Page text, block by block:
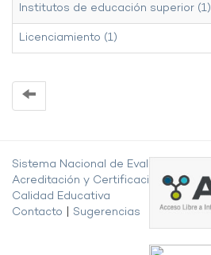
Institutos de educación superior (1)
Licenciamiento (1)
Sistema Nacional de Evaluación,
Acreditación y Certificación de la
Calidad Educativa
Contacto
Sugerencias